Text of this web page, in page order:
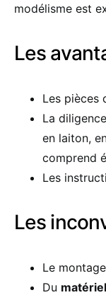
modélisme est
Les
Les pièces
La
en laiton,
comprend
Les
Les
Le
Du